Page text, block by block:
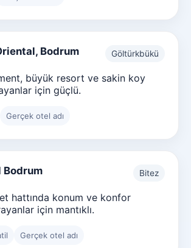
Bodrum Göltürkbükü
büyük resort ve sakin koy
için güçlü.
Gerçek otel adı
Bodrum Bitez
hattında konum ve konfor
için mantıklı.
Gerçek otel adı